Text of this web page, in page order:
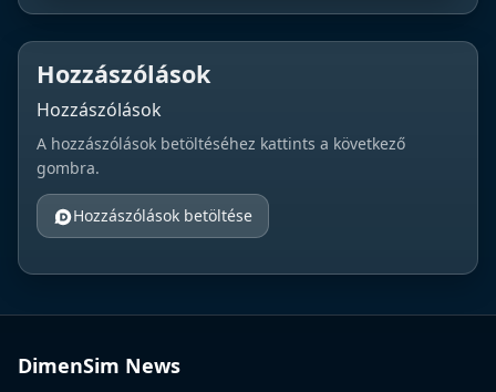
Hozzászólások
Hozzászólások
A hozzászólások betöltéséhez kattints a következő
gombra.
Hozzászólások betöltése
DimenSim News